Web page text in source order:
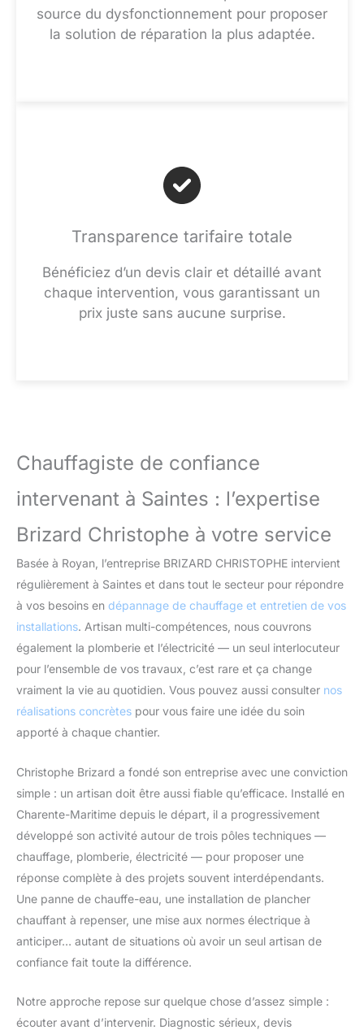
source du dysfonctionnement pour proposer
la solution de réparation la plus adaptée.
Transparence tarifaire totale
Bénéficiez d’un devis clair et détaillé avant
chaque intervention, vous garantissant un
prix juste sans aucune surprise.
Chauffagiste de confiance
intervenant à Saintes : l’expertise
Brizard Christophe à votre service
Basée à Royan, l’entreprise BRIZARD CHRISTOPHE intervient
régulièrement à Saintes et dans tout le secteur pour répondre
à vos besoins en dépannage de chauffage et entretien de vos
installations. Artisan multi-compétences, nous couvrons
également la plomberie et l’électricité — un seul interlocuteur
pour l’ensemble de vos travaux, c’est rare et ça change
vraiment la vie au quotidien. Vous pouvez aussi consulter nos
réalisations concrètes pour vous faire une idée du soin
apporté à chaque chantier.
Christophe Brizard a fondé son entreprise avec une conviction
simple : un artisan doit être aussi fiable qu’efficace. Installé en
Charente-Maritime depuis le départ, il a progressivement
développé son activité autour de trois pôles techniques —
chauffage, plomberie, électricité — pour proposer une
réponse complète à des projets souvent interdépendants.
Une panne de chauffe-eau, une installation de plancher
chauffant à repenser, une mise aux normes électrique à
anticiper… autant de situations où avoir un seul artisan de
confiance fait toute la différence.
Notre approche repose sur quelque chose d’assez simple :
écouter avant d’intervenir. Diagnostic sérieux, devis